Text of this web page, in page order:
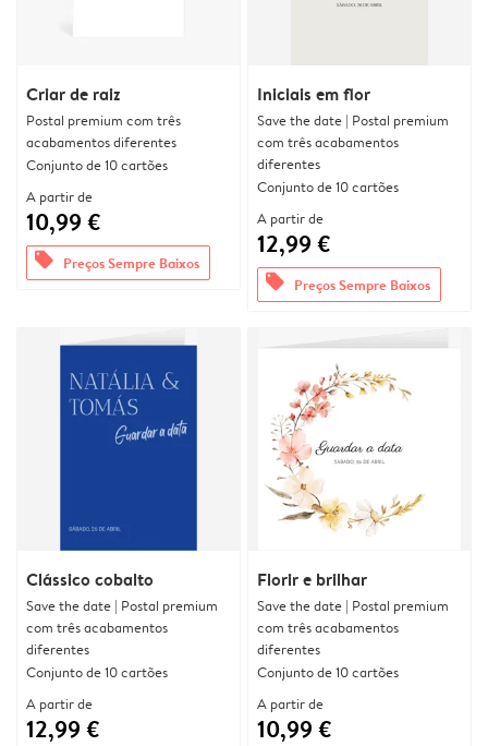
Criar de raiz
Postal premium com três
acabamentos diferentes
Conjunto de 10 cartões
A partir de
10,99 €
offers Preços Sempre Baixos
Iniciais em flor
Save the date | Postal premium
com três acabamentos
diferentes
Conjunto de 10 cartões
A partir de
12,99 €
offers Preços Sempre Baixos
Clássico cobalto
Save the date | Postal premium
com três acabamentos
diferentes
Conjunto de 10 cartões
A partir de
12,99 €
Florir e brilhar
Save the date | Postal premium
com três acabamentos
diferentes
Conjunto de 10 cartões
A partir de
10,99 €